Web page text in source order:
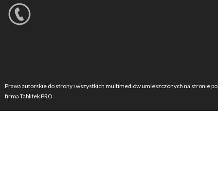
Prawa autorskie do strony i wszystkich multimediów umieszczonych na stronie
firma Tablitek PRO